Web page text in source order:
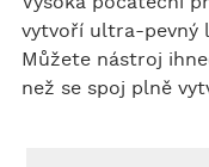
vytvoří ultra-pevný
Můžete nástroj
než se spoj plně